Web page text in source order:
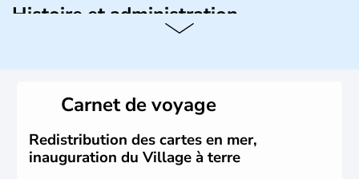
Histoire et administration
remonte au 24 août 1991. Sébastopol, Karkhov et
Odessa sont les principales villes d'Ukraine.
Carnet de voyage
Redistribution des cartes en mer,
inauguration du Village à terre